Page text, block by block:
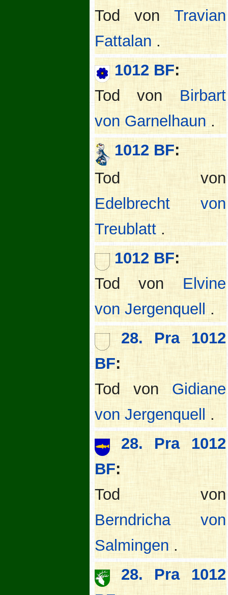
Tod von Travian
Fattalan.
1012 BF:
Tod vonBirbart
von Garnelhaun.
1012 BF:
Tod von
Edelbrecht von
Treublatt.
1012 BF:
Tod vonElvine
von Jergenquell.
28. Pra 1012
BF:
Tod vonGidiane
von Jergenquell .
28. Pra 1012
BF:
Tod von
Berndricha von
Salmingen.
28. Pra 1012